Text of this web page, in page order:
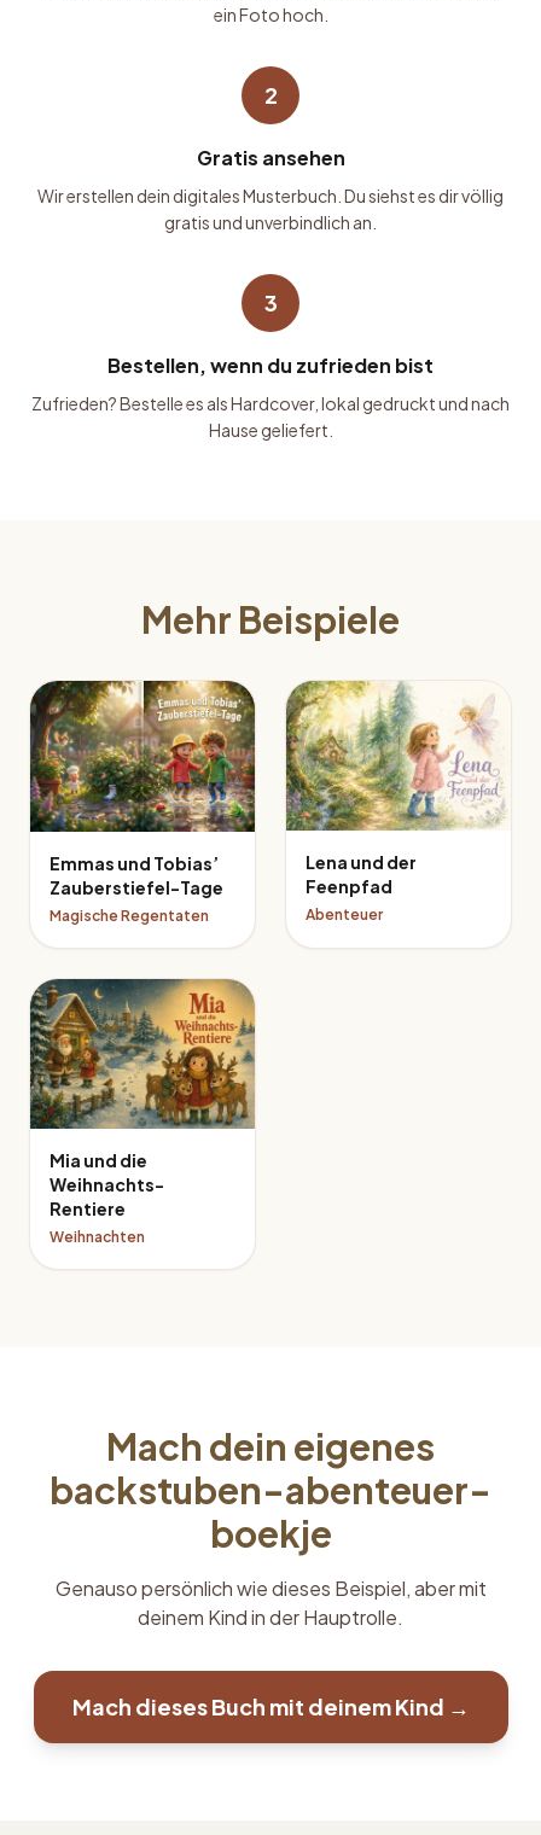
ein Foto hoch.
2
Gratis ansehen
Wir erstellen dein digitales Musterbuch. Du siehst es dir völlig
gratis und unverbindlich an.
3
Bestellen, wenn du zufrieden bist
Zufrieden? Bestelle es als Hardcover, lokal gedruckt und nach
Hause geliefert.
Mehr Beispiele
Emmas und Tobias’
Zauberstiefel-Tage
Magische Regentaten
Lena und der
Feenpfad
Abenteuer
Mia und die
Weihnachts-
Rentiere
Weihnachten
Mach dein eigenes
backstuben-abenteuer-
boekje
Genauso persönlich wie dieses Beispiel, aber mit
deinem Kind in der Hauptrolle.
Mach dieses Buch mit deinem Kind →